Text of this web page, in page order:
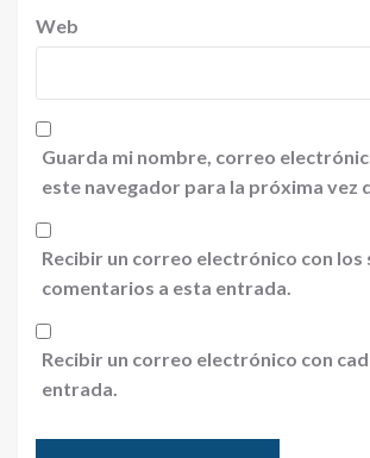
Web
Guarda mi nombre, correo
este navegador para la próxima vez
Recibir un correo electrónico con los
comentarios a esta entrada.
Recibir un correo electrónico con
entrada.